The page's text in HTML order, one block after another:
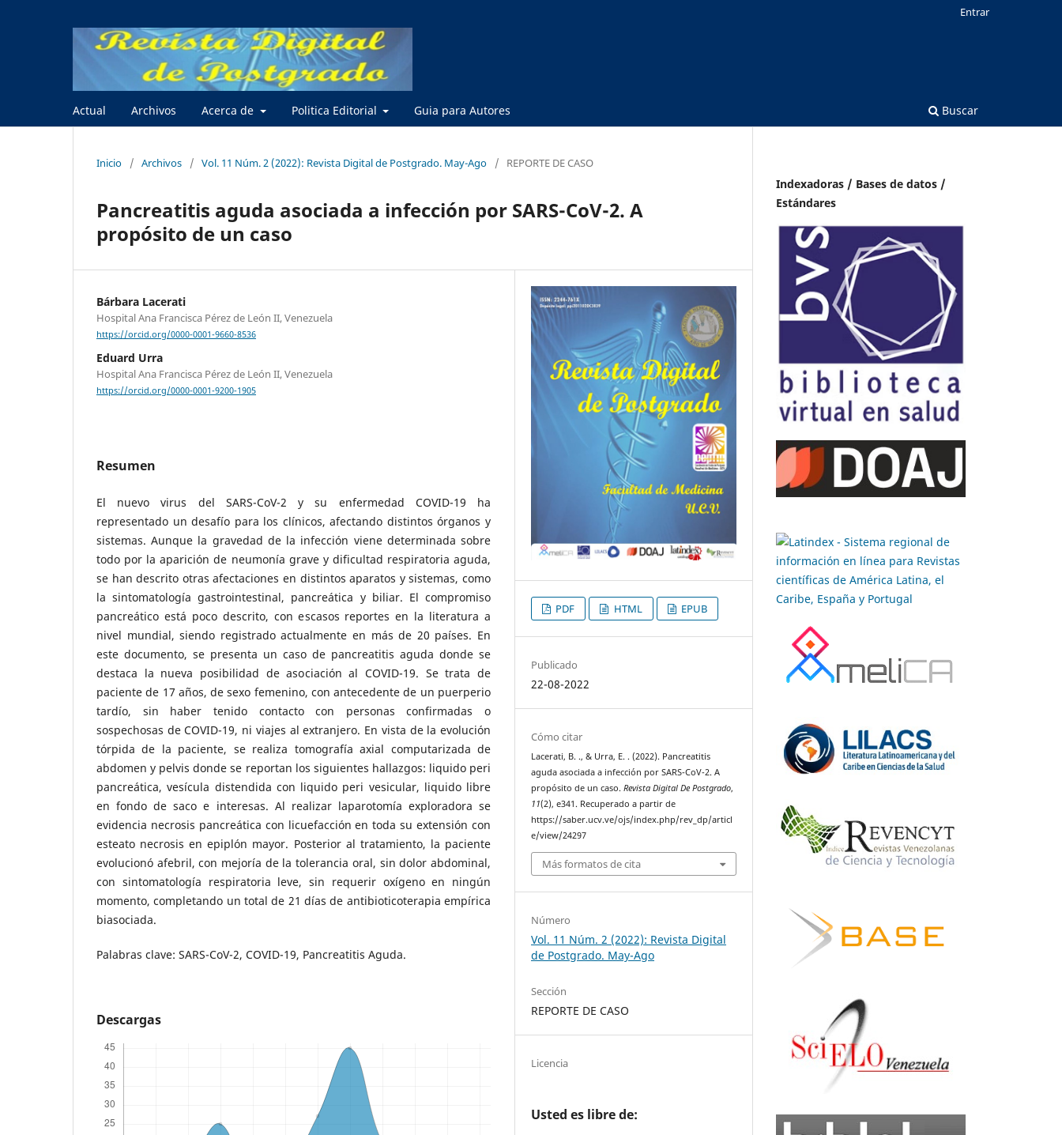
Actual Archivos Acerca de Politica Editorial Guia para Autores Buscar
Entrar
Inicio / Archivos / Vol. 11 Núm. 2 (2022): Revista Digital de Postgrado. May-Ago / REPORTE DE CASO
Pancreatitis aguda asociada a infección por SARS-CoV-2. A
propósito de un caso
Bárbara Lacerati
Hospital Ana Francisca Pérez de León II, Venezuela
https://orcid.org/0000-0001-9660-8536
Eduard Urra
Hospital Ana Francisca Pérez de León II, Venezuela
https://orcid.org/0000-0001-9200-1905
Resumen
El nuevo virus del SARS-CoV-2 y su enfermedad COVID-19 ha
representado un desafío para los clínicos, afectando distintos órganos y
sistemas. Aunque la gravedad de la infección viene determinada sobre
todo por la aparición de neumonía grave y dificultad respiratoria aguda,
se han descrito otras afectaciones en distintos aparatos y sistemas, como
la sintomatología gastrointestinal, pancreática y biliar. El compromiso
pancreático está poco descrito, con escasos reportes en la literatura a
nivel mundial, siendo registrado actualmente en más de 20 países. En
este documento, se presenta un caso de pancreatitis aguda donde se
destaca la nueva posibilidad de asociación al COVID-19. Se trata de
paciente de 17 años, de sexo femenino, con antecedente de un puerperio
tardío, sin haber tenido contacto con personas confirmadas o
sospechosas de COVID-19, ni viajes al extranjero. En vista de la evolución
tórpida de la paciente, se realiza tomografía axial computarizada de
abdomen y pelvis donde se reportan los siguientes hallazgos: liquido peri
pancreática, vesícula distendida con liquido peri vesicular, liquido libre
en fondo de saco e interesas. Al realizar laparotomía exploradora se
evidencia necrosis pancreática con licuefacción en toda su extensión con
esteato necrosis en epiplón mayor. Posterior al tratamiento, la paciente
evolucionó afebril, con mejoría de la tolerancia oral, sin dolor abdominal,
con sintomatología respiratoria leve, sin requerir oxígeno en ningún
momento, completando un total de 21 días de antibioticoterapia empírica
biasociada.
Palabras clave: SARS-CoV-2, COVID-19, Pancreatitis Aguda.
Descargas
PDF HTML EPUB
Publicado
22-08-2022
Cómo citar
Lacerati, B. ., & Urra, E. . (2022). Pancreatitis
aguda asociada a infección por SARS-CoV-2. A
propósito de un caso.Revista Digital De Postgrado,
11(2), e341. Recuperado a partir de
https://saber.ucv.ve/ojs/index.php/rev_dp/articl
e/view/24297
Más formatos de cita
Número
Vol. 11 Núm. 2 (2022): Revista Digital
de Postgrado. May-Ago
Sección
REPORTE DE CASO
Licencia
Usted es libre de:
Indexadoras / Bases de datos /
Estándares